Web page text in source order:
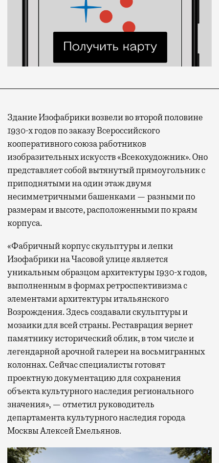
Здание Изофабрики возвели во второй половине
1930-х годов по заказу Всероссийского
кооперативного союза работников
изобразительных искусств «Всекохудожник». Оно
представляет собой вытянутый прямоугольник с
приподнятыми на один этаж двумя
несимметричными башенками — разными по
размерам и высоте, расположенными по краям
корпуса.
«Фабричный корпус скульптуры и лепки
Изофабрики на Часовой улице является
уникальным образцом архитектуры 1930-х годов,
выполненным в формах ретроспективизма с
элементами архитектуры итальянского
Возрождения. Здесь создавали скульптуры и
мозаики для всей страны. Реставрация вернет
памятнику исторический облик, в том числе и
легендарной арочной галереи на восьмигранных
колоннах. Сейчас специалисты готовят
проектную документацию для сохранения
объекта культурного наследия регионального
значения», — отметил руководитель
департамента культурного наследия города
Москвы Алексей Емельянов.